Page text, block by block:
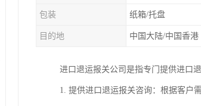
包装 纸箱/托盘
目的地 中国大陆/中国香港
进口退运报关公司是指专门提供进口
1. 提供进口退运报关咨询：根据客户